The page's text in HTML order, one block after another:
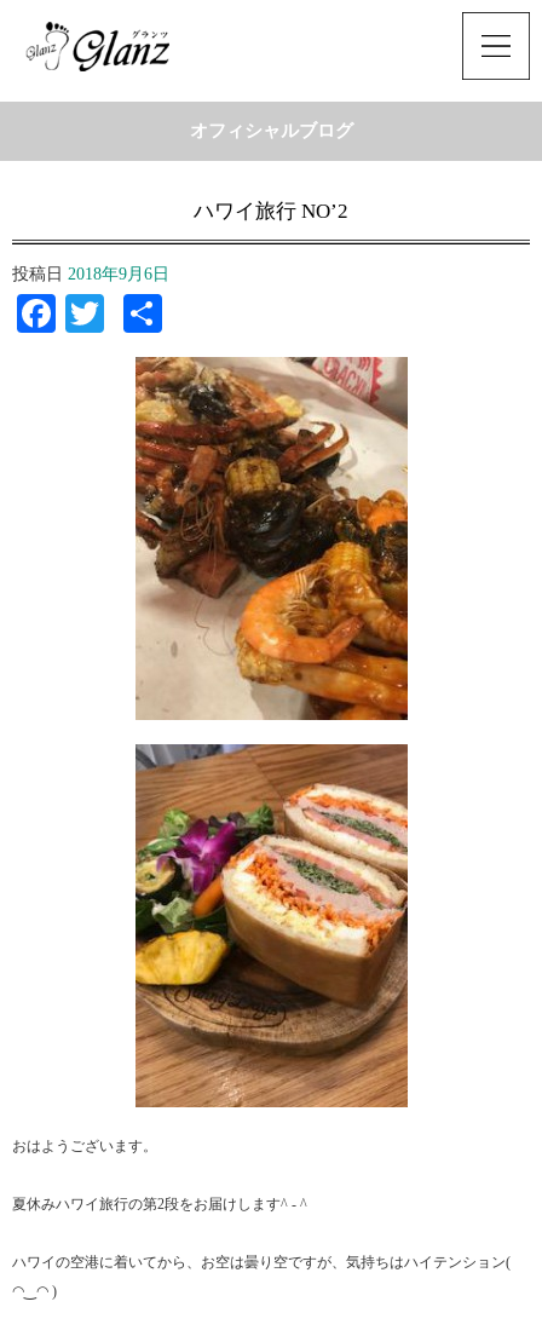
オフィシャルブログ
ハワイ旅行 NO’2
投稿日 2018年9月6日
Facebook
Twitter
有
おはようございます。
夏休みハワイ旅行の第2段をお届けします^ - ^
ハワイの空港に着いてから、お空は曇り空ですが、気持ちはハイテンション(
◠‿◠ )